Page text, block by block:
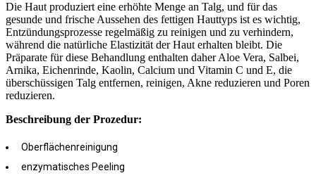
Die Haut produziert eine erhöhte Menge an Talg, und für das
gesunde und frische Aussehen des fettigen Hauttyps ist es wichtig,
Entzündungsprozesse regelmäßig zu reinigen und zu verhindern,
während die natürliche Elastizität der Haut erhalten bleibt. Die
Präparate für diese Behandlung enthalten daher Aloe Vera, Salbei,
Arnika, Eichenrinde, Kaolin, Calcium und Vitamin C und E, die
überschüssigen Talg entfernen, reinigen, Akne reduzieren und Poren
reduzieren.
Beschreibung der Prozedur:
Oberflächenreinigung
enzymatisches Peeling